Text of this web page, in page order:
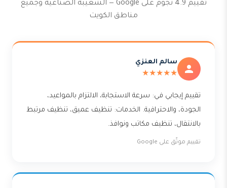
تقييم 4.9 نجوم على Google — الشعيبة الصناعية وجميع
مناطق الكويت
سالم العنزي
★★★★★
تقييم إيجابي في: سرعة الاستجابة، الالتزام بالمواعيد،
الجودة، والاحترافية. الخدمات: تنظيف عميق، تنظيف مرتبط
بالانتقال، تنظيف مكاتب ونوافذ.
تقييم موثّق على Google